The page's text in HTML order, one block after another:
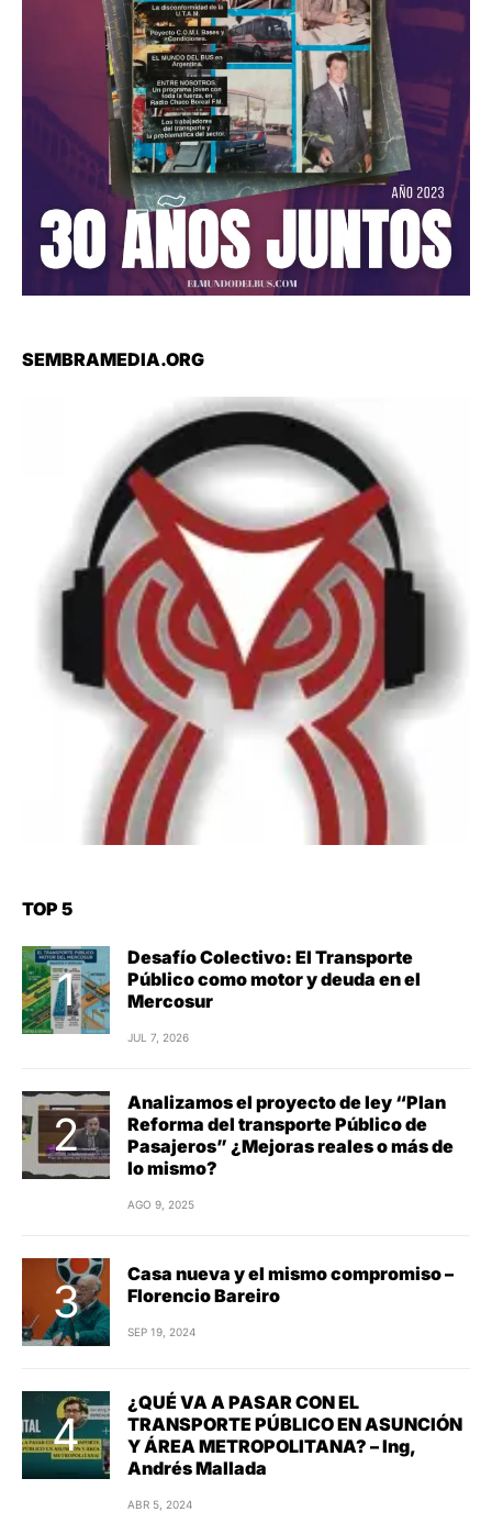
SEMBRAMEDIA.ORG
TOP 5
Desafío Colectivo: El Transporte
Público como motor y deuda en el
Mercosur
JUL 7, 2026
Analizamos el proyecto de ley “Plan
Reforma del transporte Público de
Pasajeros” ¿Mejoras reales o más de
lo mismo?
AGO 9, 2025
Casa nueva y el mismo compromiso –
Florencio Bareiro
SEP 19, 2024
¿QUÉ VA A PASAR CON EL
TRANSPORTE PÚBLICO EN ASUNCIÓN
Y ÁREA METROPOLITANA? – Ing,
Andrés Mallada
ABR 5, 2024